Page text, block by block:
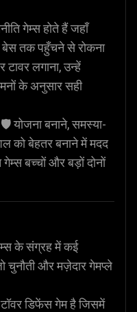
गेम्स होते हैं जहाँ
तक पहुँचने से रोकना
लगाना, उन्हें
के अनुसार सही
योजना बनाने, समस्या-
को बेहतर बनाने में मदद
बच्चों और बड़ों दोनों
के संग्रह में कई
चुनौती और मज़ेदार गेमप्ले
डिफेंस गेम है जिसमें